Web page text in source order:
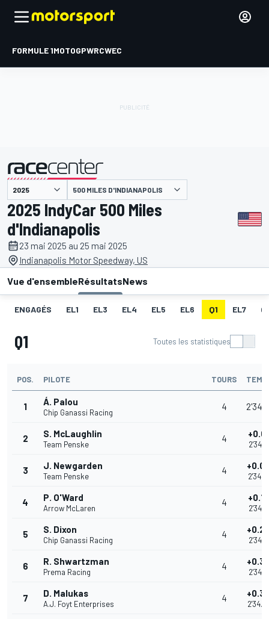
FORMULE 1MOTOGPWRCWEC
présenté par 500 MILES D'INDIANAPOLIS
2025 IndyCar 500 Miles
d'Indianapolis
23 mai 2025 au 25 mai 2025
Indianapolis Motor Speedway, US
Vue d'ensembleRésultatsNews
ENGAGÉS EL1 EL3 EL4 EL5 EL6 Q1 EL7
Q1 Toutes les statistiques
POS. PILOTE TOURS
1 Á. Palou
Chip Ganassi Racing
4
2 S. McLaughlin
Team Penske
4
3 J. Newgarden
Team Penske
4
4 P. O'Ward
Arrow McLaren
4
5 S. Dixon
Chip Ganassi Racing
4
6 R. Shwartzman
Prema Racing
4
7 D. Malukas
A.J. Foyt Enterprises
4